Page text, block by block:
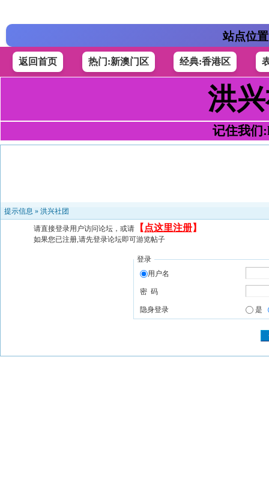
站点位
返回首页 热门:新澳门区 经典:香港区
洪
记住我们
提示信息 » 洪兴社团
请直接登录用户访问论坛，或请 【 点这里注册】
如果您已注册,请先登录论坛即可游览帖子
登录
用户名
密 码
隐身登录 是